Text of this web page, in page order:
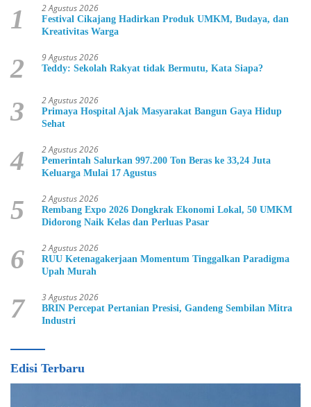
1 2 Agustus 2026
Festival Cikajang Hadirkan Produk UMKM, Budaya, dan
Kreativitas Warga
2 9 Agustus 2026
Teddy: Sekolah Rakyat tidak Bermutu, Kata Siapa?
3 2 Agustus 2026
Primaya Hospital Ajak Masyarakat Bangun Gaya Hidup
Sehat
4 2 Agustus 2026
Pemerintah Salurkan 997.200 Ton Beras ke 33,24 Juta
Keluarga Mulai 17 Agustus
5 2 Agustus 2026
Rembang Expo 2026 Dongkrak Ekonomi Lokal, 50 UMKM
Didorong Naik Kelas dan Perluas Pasar
6 2 Agustus 2026
RUU Ketenagakerjaan Momentum Tinggalkan Paradigma
Upah Murah
7 3 Agustus 2026
BRIN Percepat Pertanian Presisi, Gandeng Sembilan Mitra
Industri
Edisi Terbaru